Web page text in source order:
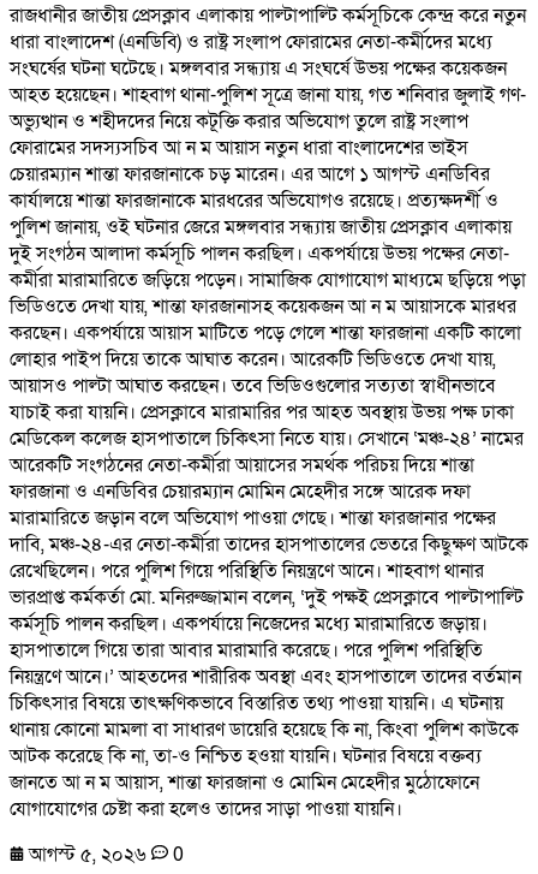
রাজধানীর জাতীয় প্রেসক্লাব এলাকায় পাল্টাপাল্টি কর্মসূচিকে কেন্দ্র করে নতুন
ধারা বাংলাদেশ (এনডিবি) ও রাষ্ট্র সংলাপ ফোরামের নেতা-কর্মীদের মধ্যে
সংঘর্ষের ঘটনা ঘটেছে। মঙ্গলবার সন্ধ্যায় এ সংঘর্ষে উভয় পক্ষের কয়েকজন
আহত হয়েছেন। শাহবাগ থানা-পুলিশ সূত্রে জানা যায়, গত শনিবার জুলাই গণ-
অভ্যুত্থান ও শহীদদের নিয়ে কটূক্তি করার অভিযোগ তুলে রাষ্ট্র সংলাপ
ফোরামের সদস্যসচিব আ ন ম আয়াস নতুন ধারা বাংলাদেশের ভাইস
চেয়ারম্যান শান্তা ফারজানাকে চড় মারেন। এর আগে ১ আগস্ট এনডিবির
কার্যালয়ে শান্তা ফারজানাকে মারধরের অভিযোগও রয়েছে। প্রত্যক্ষদর্শী ও
পুলিশ জানায়, ওই ঘটনার জেরে মঙ্গলবার সন্ধ্যায় জাতীয় প্রেসক্লাব এলাকায়
দুই সংগঠন আলাদা কর্মসূচি পালন করছিল। একপর্যায়ে উভয় পক্ষের নেতা-
কর্মীরা মারামারিতে জড়িয়ে পড়েন। সামাজিক যোগাযোগ মাধ্যমে ছড়িয়ে পড়া
ভিডিওতে দেখা যায়, শান্তা ফারজানাসহ কয়েকজন আ ন ম আয়াসকে মারধর
করছেন। একপর্যায়ে আয়াস মাটিতে পড়ে গেলে শান্তা ফারজানা একটি কালো
লোহার পাইপ দিয়ে তাকে আঘাত করেন। আরেকটি ভিডিওতে দেখা যায়,
আয়াসও পাল্টা আঘাত করছেন। তবে ভিডিওগুলোর সত্যতা স্বাধীনভাবে
যাচাই করা যায়নি। প্রেসক্লাবে মারামারির পর আহত অবস্থায় উভয় পক্ষ ঢাকা
মেডিকেল কলেজ হাসপাতালে চিকিৎসা নিতে যায়। সেখানে ‘মঞ্চ-২৪’ নামের
আরেকটি সংগঠনের নেতা-কর্মীরা আয়াসের সমর্থক পরিচয় দিয়ে শান্তা
ফারজানা ও এনডিবির চেয়ারম্যান মোমিন মেহেদীর সঙ্গে আরেক দফা
মারামারিতে জড়ান বলে অভিযোগ পাওয়া গেছে। শান্তা ফারজানার পক্ষের
দাবি, মঞ্চ-২৪-এর নেতা-কর্মীরা তাদের হাসপাতালের ভেতরে কিছুক্ষণ আটকে
রেখেছিলেন। পরে পুলিশ গিয়ে পরিস্থিতি নিয়ন্ত্রণে আনে। শাহবাগ থানার
ভারপ্রাপ্ত কর্মকর্তা মো. মনিরুজ্জামান বলেন, ‘দুই পক্ষই প্রেসক্লাবে পাল্টাপাল্টি
কর্মসূচি পালন করছিল। একপর্যায়ে নিজেদের মধ্যে মারামারিতে জড়ায়।
হাসপাতালে গিয়ে তারা আবার মারামারি করেছে। পরে পুলিশ পরিস্থিতি
নিয়ন্ত্রণে আনে।’ আহতদের শারীরিক অবস্থা এবং হাসপাতালে তাদের বর্তমান
চিকিৎসার বিষয়ে তাৎক্ষণিকভাবে বিস্তারিত তথ্য পাওয়া যায়নি। এ ঘটনায়
থানায় কোনো মামলা বা সাধারণ ডায়েরি হয়েছে কি না, কিংবা পুলিশ কাউকে
আটক করেছে কি না, তা-ও নিশ্চিত হওয়া যায়নি। ঘটনার বিষয়ে বক্তব্য
জানতে আ ন ম আয়াস, শান্তা ফারজানা ও মোমিন মেহেদীর মুঠোফোনে
যোগাযোগের চেষ্টা করা হলেও তাদের সাড়া পাওয়া যায়নি।
আগস্ট ৫, ২০২৬
0